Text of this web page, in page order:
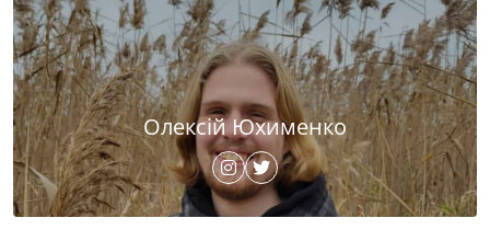
Олексій Юхименко